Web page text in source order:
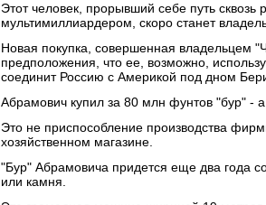
Этот человек, прорывший себе путь сквозь
мультимиллиардером, скоро станет
Новая покупка, совершенная владельцем
предположения, что ее, возможно,
соединит Россию с Америкой под дном
Абрамович купил за 80 млн фунтов "бур" -
Это не приспособление производства
хозяйственном магазине.
"Бур" Абрамовича придется еще два года
или камня.